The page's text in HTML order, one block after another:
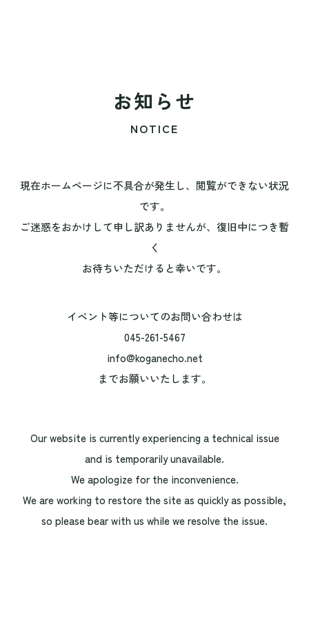
お知らせ
NOTICE
現在ホームページに不具合が発生し、閲覧ができない状況
です。
ご迷惑をおかけして申し訳ありませんが、復旧中につき暫
く
お待ちいただけると幸いです。
イベント等についてのお問い合わせは
045-261-5467
info@koganecho.net
までお願いいたします。
Our website is currently experiencing a technical issue
and is temporarily unavailable.
We apologize for the inconvenience.
We are working to restore the site as quickly as possible,
so please bear with us while we resolve the issue.